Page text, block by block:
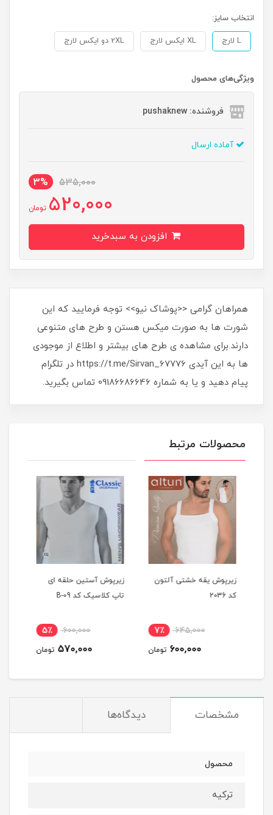
انتخاب سایز:
L لارج XL ایکس لارج 2XL دو ایکس لارج
ویژگی‌های محصول
فروشنده: pushaknew
آماده ارسال
535,000
3%
520,000 تومان
همراهان گرامی <<پوشاک نیو>> توجه فرمایید که این
شورت ها به صورت میکس هستن و طرح های متنوعی
دارند.برای مشاهده ی طرح های بیشتر و اطلاع از موجودی
ها به این آیدی https://t.me/Sirvan_67776 در تلگرام
پیام دهید و یا به شماره 09186686646 تماس بگیرید.
محصولات مرتبط
زیرپوش یقه خشتی آلتون
کد 2036
645,000 7٪
600,000 تومان
زیرپوش آستین حلقه ای
تاپ کلاسیک کد B-09
600,000 5٪
570,000 تومان
مشخصات دیدگاه‌ها
محصول
ترکیه